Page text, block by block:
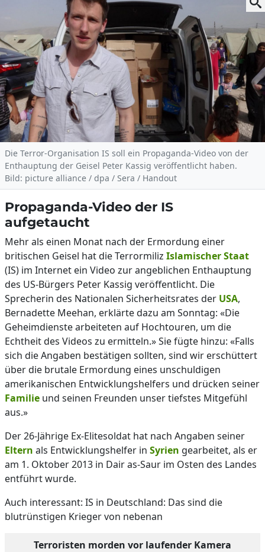
Die Terror-Organisation IS soll ein Propaganda-Video von der
Enthauptung der Geisel Peter Kassig veröffentlicht haben.
Bild: picture alliance / dpa / Sera / Handout
Propaganda-Video der IS
aufgetaucht
Mehr als einen Monat nach der Ermordung einer
britischen Geisel hat die Terrormiliz Islamischer Staat
(IS) im Internet ein Video zur angeblichen Enthauptung
des US-Bürgers Peter Kassig veröffentlicht. Die
Sprecherin des Nationalen Sicherheitsrates der USA,
Bernadette Meehan, erklärte dazu am Sonntag: «Die
Geheimdienste arbeiteten auf Hochtouren, um die
Echtheit des Videos zu ermitteln.» Sie fügte hinzu: «Falls
sich die Angaben bestätigen sollten, sind wir erschüttert
über die brutale Ermordung eines unschuldigen
amerikanischen Entwicklungshelfers und drücken seiner
Familie und seinen Freunden unser tiefstes Mitgefühl
aus.»
Der 26-Jährige Ex-Elitesoldat hat nach Angaben seiner
Eltern als Entwicklungshelfer in Syrien gearbeitet, als er
am 1. Oktober 2013 in Dair as-Saur im Osten des Landes
entführt wurde.
Auch interessant: IS in Deutschland: Das sind die
blutrünstigen Krieger von nebenan
Terroristen morden vor laufender Kamera